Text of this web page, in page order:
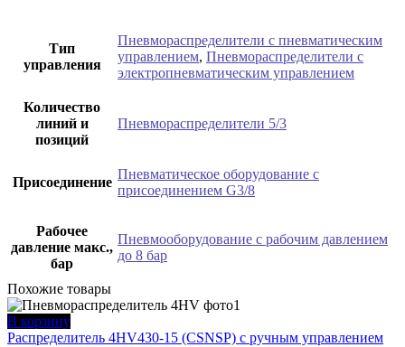
Тип
управления
Пневмораспределители с пневматическим
управлением, Пневмораспределители с
электропневматическим управлением
Количество
линий и
позиций
Пневмораспределители 5/3
Присоединение
Пневматическое оборудование с
присоединением G3/8
Рабочее
давление макс.,
бар
Пневмооборудование с рабочим давлением
до 8 бар
Похожие товары
В корзину
Распределитель 4HV430-15 (CSNSP) с ручным управлением